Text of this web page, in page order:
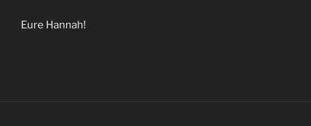
Eure Hannah!